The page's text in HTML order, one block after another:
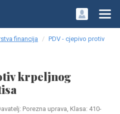
financija
PDV - cjepivo protiv
krpeljnog
Porezna uprava, Klasa: 410-